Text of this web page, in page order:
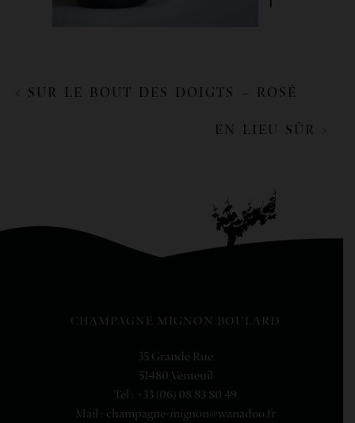
< SUR LE BOUT DES DOIGTS – ROSÉ
EN LIEU SÛR >
CHAMPAGNE MIGNON BOULARD
35 Grande Rue
51480 Venteuil
Tél : +33 (06) 08 83 80 49
Mail : champagne-mignon@wanadoo.fr